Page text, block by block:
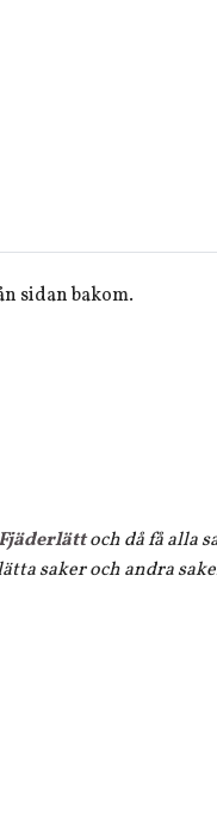
sidan bakom.
och då få alla
saker och andra